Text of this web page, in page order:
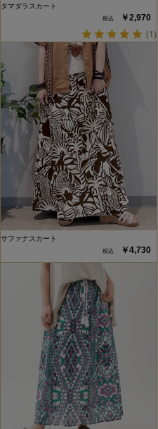
タマダラスカート
￥2,970
(1)
サファナスカート
￥4,730